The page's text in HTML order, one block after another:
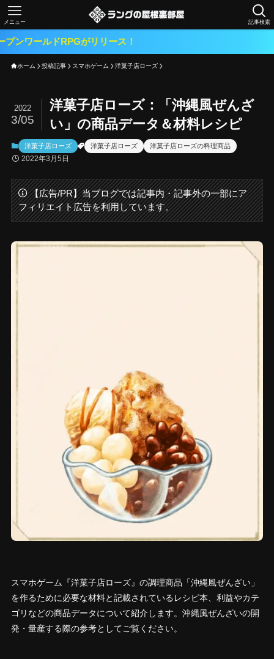
記事検索
メニュー
がリリース！
ホーム 投稿記事 スマホゲーム 洋菓子店ローズ
洋菓子店ローズ：「沖縄風ぜんざ
い」の商品データ＆材料レシピ
2022
3/05
洋菓子店ローズ 洋菓子店ローズ 洋菓子店ローズの料理商品
2022年3月5日
【広告/PR】当ブログでは記事内・記事外の一部にア
フィリエイト広告を利用しています。
スマホゲーム『洋菓子店ローズ』の調理商品「沖縄風ぜんざい」
を作るために必要な材料と記載されているレシピ本、利益やカテ
ゴリなどの商品データについて紹介します。沖縄風ぜんざいの開
発・量産する際の参考としてご覧ください。